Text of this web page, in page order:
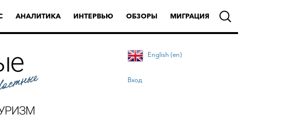
АНАЛИТИКА ИНТЕРВЬЮ ОБЗОРЫ МИГРАЦИЯ
English (en)
Вход